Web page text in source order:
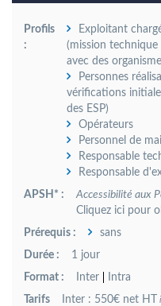
Profils
:
Exploitant
(mission
avec des
Personnes
vérifications
des ESP)
Opérateurs
Personnel de
Responsable
Responsable
APSH* :
Accessibilité aux
Cliquez ici pour
Prérequis :
sans
Durée :
1 jour
Format :
Inter
Intra
Tarifs
Inter : 550€ net HT